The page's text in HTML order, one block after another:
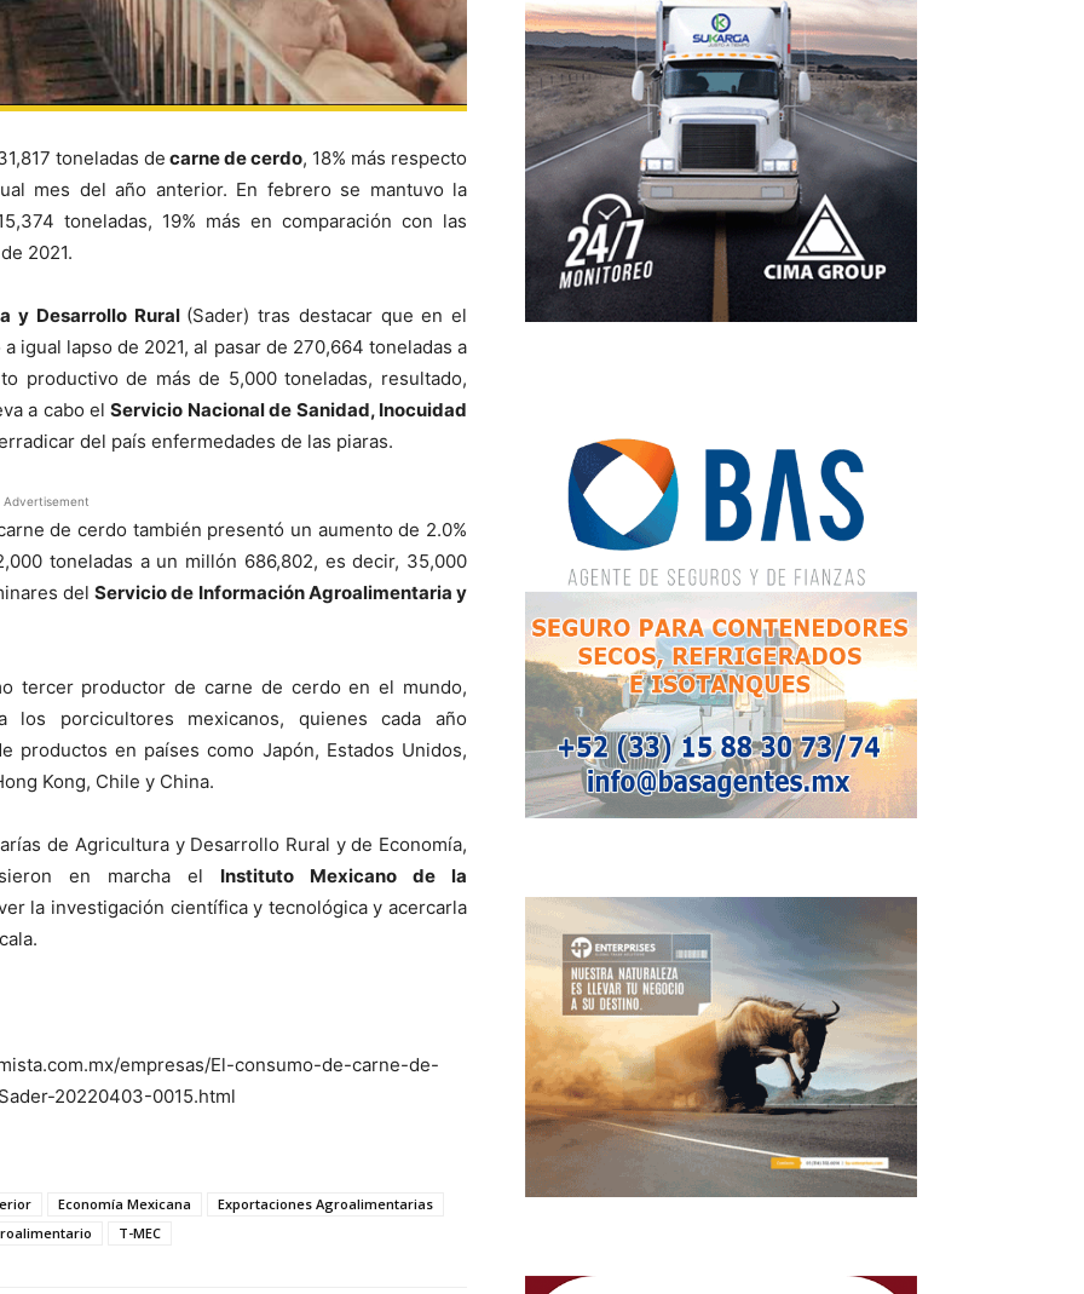
toneladas de carne de cerdo, 18% más respecto
mes del año anterior. En febrero se mantuvo la
toneladas, 19% más en comparación con las
2021.
y Desarrollo Rural (Sader) tras destacar que en el
igual lapso de 2021, al pasar de 270,664 toneladas a
productivo de más de 5,000 toneladas, resultado,
a cabo elServicio Nacional de Sanidad, Inocuidad
del país enfermedades de las piaras.
Advertisement
de cerdo también presentó un aumento de 2.0%
toneladas a un millón 686,802, es decir, 35,000
del Servicio de Información Agroalimentaria y
tercer productor de carne de cerdo en el mundo,
porcicultores mexicanos, quienes cada año
productos en países como Japón, Estados Unidos,
Kong, Chile y China.
de Agricultura y Desarrollo Rural y de Economía,
en marcha el Instituto Mexicano de la
la investigación científica y tecnológica y acercarla
empresas/El-consumo-de-carne-de-
20220403-0015.html
Economía Mexicana
Exportaciones Agroalimentarias
T-MEC